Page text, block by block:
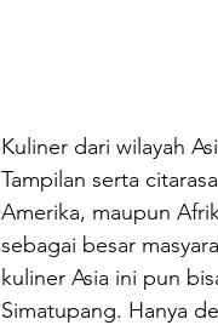
Kuliner dari wilayah
Tampilan serta
Amerika, maupun
sebagai besar
kuliner Asia ini pun
Simatupang. Hanya